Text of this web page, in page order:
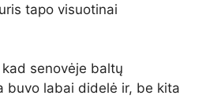
tapo visuotinai
senovėje baltų
buvo labai didelė ir, be kita